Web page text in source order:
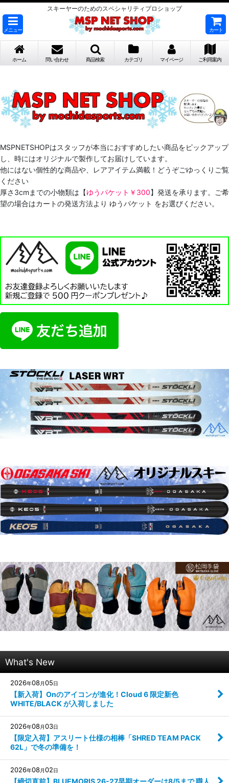
スキーヤーのためのスペシャリティプロショップ
メニュー カート
ホーム 問い合わせ 商品検索 カテゴリ マイページ ご利用案内
MSPNETSHOPはスタッフが本当におすすめしたい商品をピックアップ
し、時にはオリジナルで製作してお届けしています。
他にはない個性的な商品や、レアアイテム満載！どうぞごゆっくりご覧
ください
厚さ3cmまでの小物類は【ゆうパケット￥300】発送を承ります。ご希
望の場合はカートの発送方法より ゆうパケット をお選びください。
What's New
2026年08月05日
【新入荷】Onのアイコンが進化！Cloud 6 限定新色
WHITE/BLACK が入荷しました
2026年08月03日
【限定入荷】アスリート仕様の相棒「SHRED TEAM PACK
62L」で冬の準備を！
2026年08月02日